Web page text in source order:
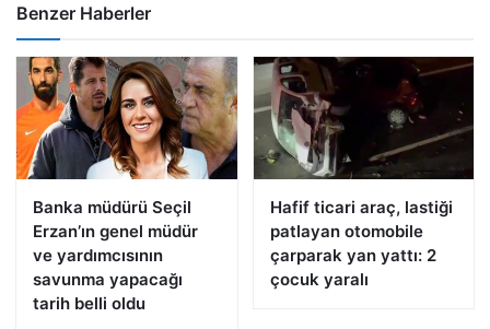
Benzer Haberler
Banka müdürü Seçil
Erzan’ın genel müdür
ve yardımcısının
savunma yapacağı
tarih belli oldu
Hafif ticari araç, lastiği
patlayan otomobile
çarparak yan yattı: 2
çocuk yaralı